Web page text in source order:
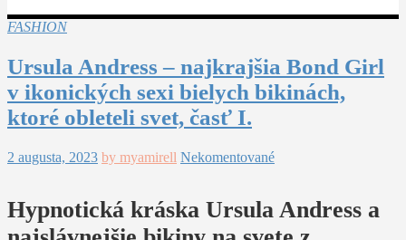
FASHION
Ursula Andress – najkrajšia Bond Girl
v ikonických sexi bielych bikinách,
ktoré obleteli svet, časť I.
2 augusta, 2023 by myamirell Nekomentované
Hypnotická kráska Ursula Andress a